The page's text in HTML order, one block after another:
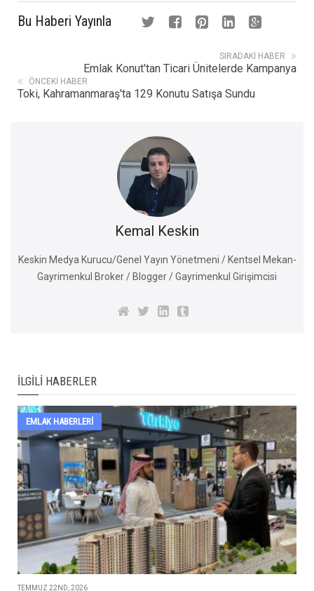
Bu Haberi Yayınla
SIRADAKI HABER
Emlak Konut'tan Ticari Ünitelerde Kampanya
ÖNCEKI HABER
Toki, Kahramanmaraş'ta 129 Konutu Satışa Sundu
Kemal Keskin
Keskin Medya Kurucu/Genel Yayın Yönetmeni / Kentsel Mekan-
Gayrimenkul Broker / Blogger / Gayrimenkul Girişimcisi
İLGILI HABERLER
EMLAK HABERLERI
TEMMUZ 22ND, 2026